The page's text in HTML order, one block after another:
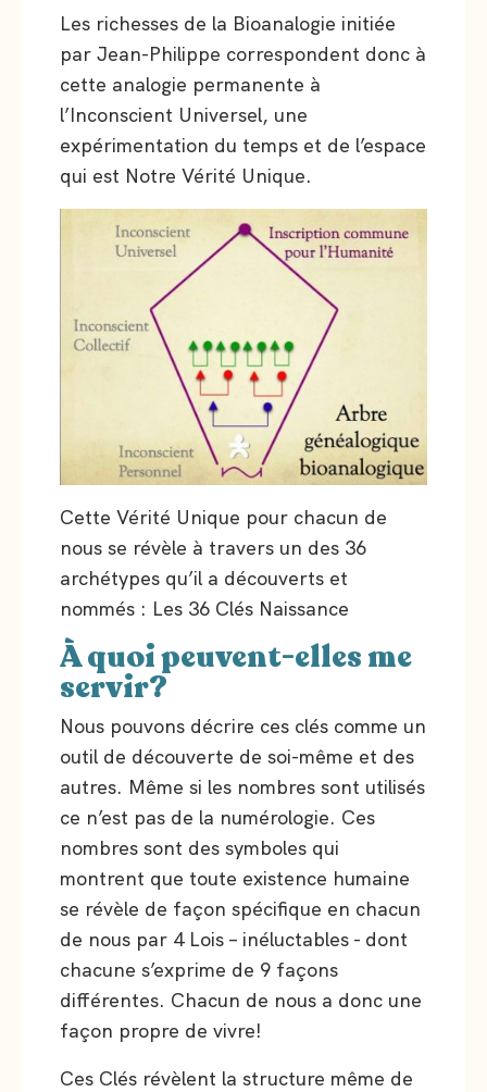
Les richesses de la Bioanalogie initiée
par Jean-Philippe correspondent donc à
cette analogie permanente à
l’Inconscient Universel, une
expérimentation du temps et de l’espace
qui est Notre Vérité Unique.
Cette Vérité Unique pour chacun de
nous se révèle à travers un des 36
archétypes qu’il a découverts et
nommés : Les 36 Clés Naissance
À quoi peuvent-elles me
servir?
Nous pouvons décrire ces clés comme un
outil de découverte de soi-même et des
autres. Même si les nombres sont utilisés
ce n’est pas de la numérologie. Ces
nombres sont des symboles qui
montrent que toute existence humaine
se révèle de façon spécifique en chacun
de nous par 4 Lois – inéluctables - dont
chacune s’exprime de 9 façons
différentes. Chacun de nous a donc une
façon propre de vivre!
Ces Clés révèlent la structure même de